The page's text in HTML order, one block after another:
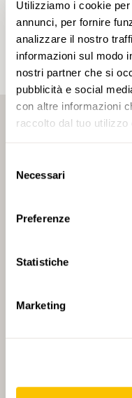
Utilizziamo i cookie
annunci, per fornire
analizzare il nostro
informazioni sul modo
nostri partner che si
pubblicità e social
con altre informazioni
raccolto dal tuo utilizzo
delNecessari
Preferenze
Statistiche
Marketing
account e ottenere
ai tuoi interessi. I
un account.